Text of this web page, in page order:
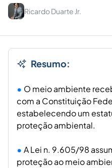
Ricardo Duarte Jr.
Resumo:
O meio ambiente
com a Constituição
estabelecendo um
proteção ambiental.
A Lei n. 9.605/98
proteção ao meio